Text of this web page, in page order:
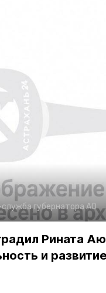
губернатора АО
Рината
и